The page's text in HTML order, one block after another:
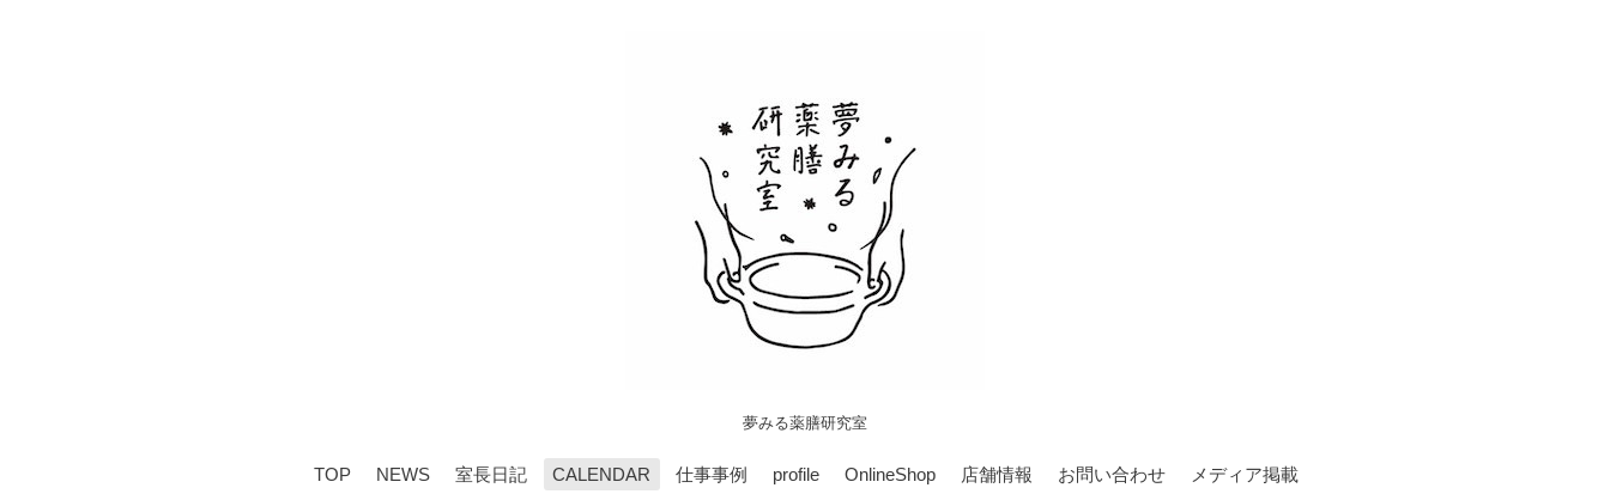
夢みる薬膳研究室
TOP NEWS 室長日記 CALENDAR 仕事事例 profile OnlineShop 店舗情報 お問い合わせ
メディア掲載